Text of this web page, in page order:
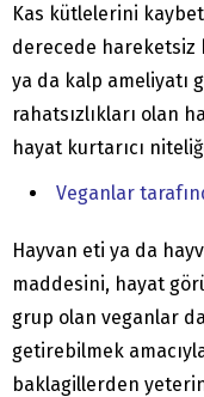
Kas kütlelerini
derecede hareketsiz
ya da kalp ameliyatı
rahatsızlıkları olan
hayat kurtarıcı
Veganlar
Hayvan eti ya da
maddesini, hayat
grup olan veganlar
getirebilmek
baklagillerden